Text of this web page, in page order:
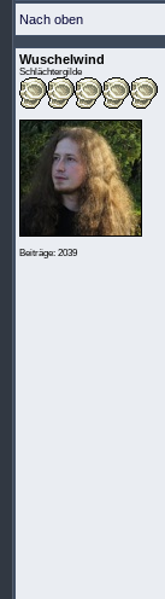
Nach oben
Wuschelwind
Schlächtergilde
Beiträge: 2039